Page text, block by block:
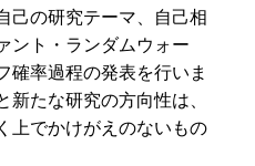
己の研究テーマ、自己相
ント・ランダムウォー
確率過程の発表を行いま
新たな研究の方向性は、
上でかけがえのないもの